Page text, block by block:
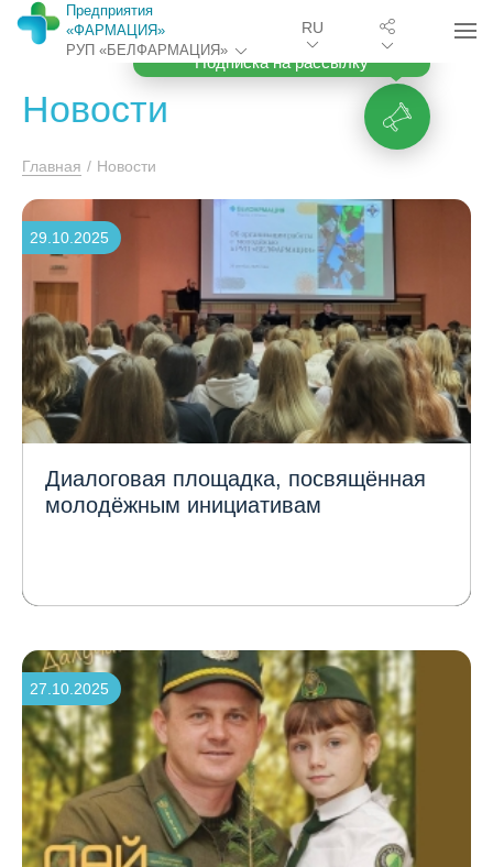
Предприятия
«ФАРМАЦИЯ»
РУП «БЕЛФАРМАЦИЯ»
RU
Новости
Главная / Новости
Подписка на рассылку
Диалоговая площадка, посвящённая
молодёжным инициативам
29.10.2025
27.10.2025